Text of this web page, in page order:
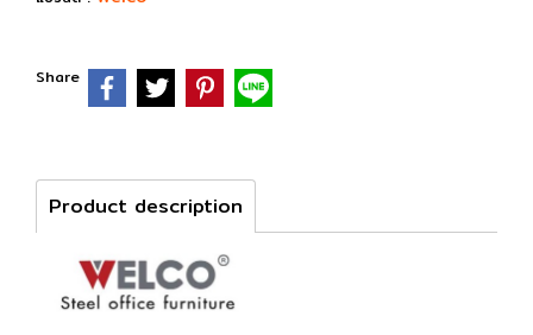
Share
Product description